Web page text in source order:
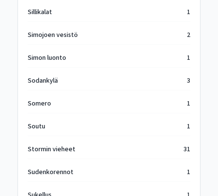
Sillikalat 1
Simojoen vesistö 2
Simon luonto 1
Sodankylä 3
Somero 1
Soutu 1
Stormin vieheet 31
Sudenkorennot 1